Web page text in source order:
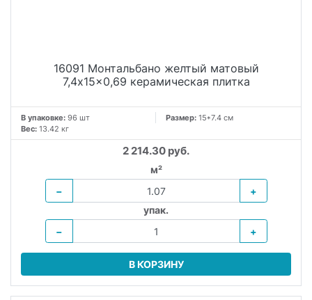
16091 Монтальбано желтый матовый
7,4x15x0,69 керамическая плитка
В упаковке: 96 шт Размер: 15*7.4 см
Вес: 13.42 кг
2 214.30 руб.
м²
−
+
упак.
−
+
В КОРЗИНУ